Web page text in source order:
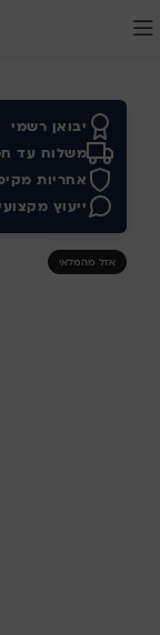
יבואן רשמי
משלוח עד
אחריות
ייעוץ מקצועי
אזל מהמלאי